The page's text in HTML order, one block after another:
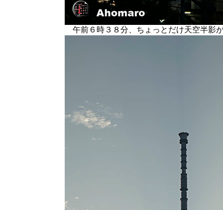
午前６時３８分、ちょっとだけ天空半影